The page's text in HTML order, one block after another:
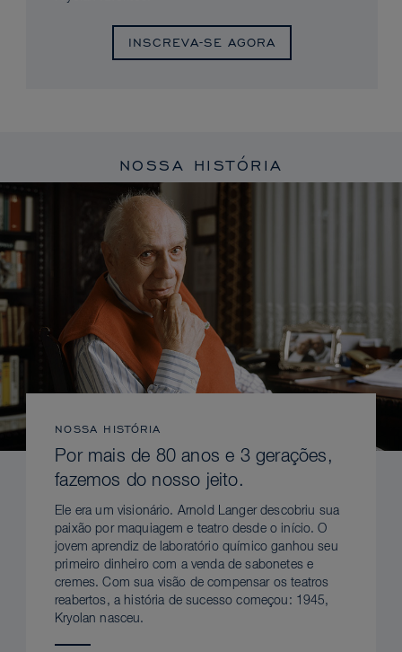
INSCREVA-SE AGORA
NOSSA HISTÓRIA
NOSSA HISTÓRIA
Por mais de 80 anos e 3 gerações,
fazemos do nosso jeito.
Ele era um visionário. Arnold Langer descobriu sua
paixão por maquiagem e teatro desde o início. O
jovem aprendiz de laboratório químico ganhou seu
primeiro dinheiro com a venda de sabonetes e
cremes. Com sua visão de compensar os teatros
reabertos, a história de sucesso começou: 1945,
Kryolan nasceu.